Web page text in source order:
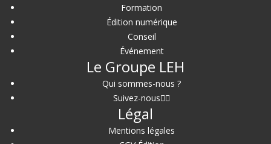
Formation
Édition numérique
Conseil
Événement
Le Groupe LEH
Qui sommes-nous ?
Suivez-nous
Légal
Mentions légales